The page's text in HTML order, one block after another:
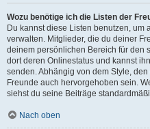
Wozu benötige ich die Listen der
Du kannst diese Listen benutzen, um
verwalten. Mitglieder, die du deiner
deinem persönlichen Bereich für den
dort deren Onlinestatus und kannst
senden. Abhängig von dem Style,
Freunde auch hervorgehoben sein.
siehst du seine Beiträge
Nach oben